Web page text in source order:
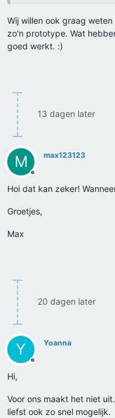
Wij willen ook graag
zo'n prototype. Wat
goed werkt. :)
13 dagen later
M
Offline
max123123
Hoi dat kan zeker!
Groetjes,
Max
20 dagen later
Y
Offline
Yoanna
Hi,
Voor ons maakt het niet
liefst ook zo snel mogelijk.